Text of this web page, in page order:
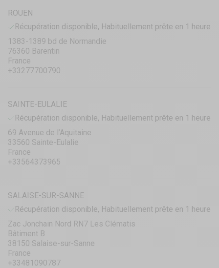
ROUEN
Récupération disponible, Habituellement prête en 1 heure
1383-1389 bd de Normandie
76360 Barentin
France
+33277700790
SAINTE-EULALIE
Récupération disponible, Habituellement prête en 1 heure
69 Avenue de l’Aquitaine
33560 Sainte-Eulalie
France
+33564373965
SALAISE-SUR-SANNE
Récupération disponible, Habituellement prête en 1 heure
Zac Jonchain Nord RN7 Les Clématis
Bâtiment B
38150 Salaise-sur-Sanne
France
+33481090787